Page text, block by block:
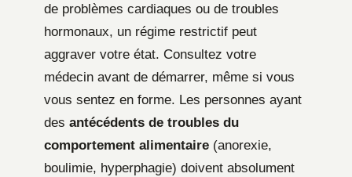
de problèmes cardiaques ou de troubles
hormonaux, un régime restrictif peut
aggraver votre état. Consultez votre
médecin avant de démarrer, même si vous
vous sentez en forme. Les personnes ayant
des antécédents de troubles du
comportement alimentaire (anorexie,
boulimie, hyperphagie) doivent absolument